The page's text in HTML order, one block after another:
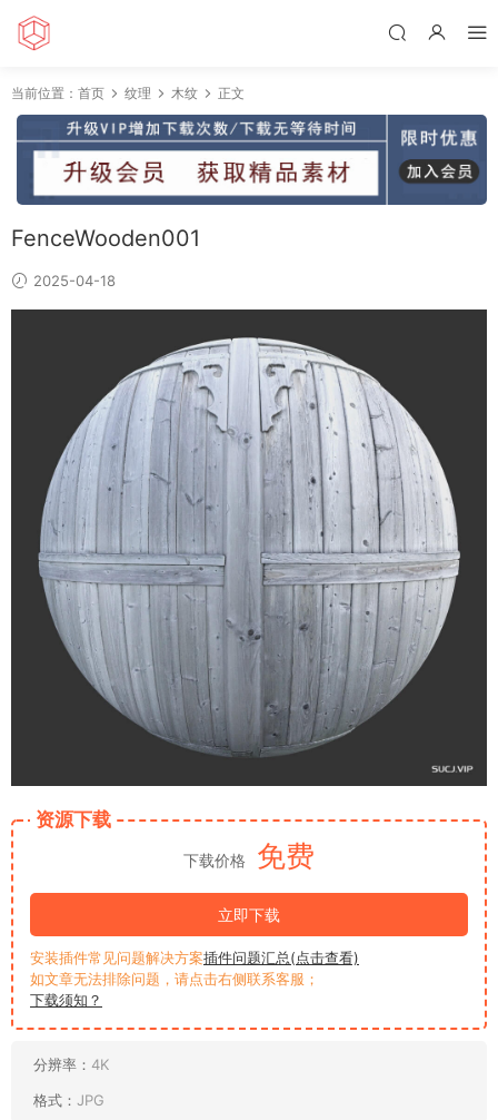
当前位置： 首页 纹理 木纹 正文
FenceWooden001
2025-04-18
资源下载
下载价格 免费
立即下载
安装插件常见问题解决方案插件问题汇总(点击查看)
如文章无法排除问题，请点击右侧联系客服；
下载须知？
分辨率： 4K
格式： JPG